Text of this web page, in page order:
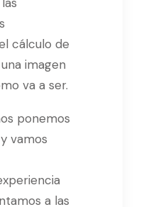
cálculo de
imagen
va a ser.
ponemos
vamos
a las